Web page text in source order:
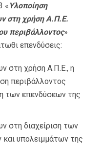
« Υλοποίηση
στη χρήση Α.Π.Ε.
περιβάλλοντος»
επενδύσεις:
στη χρήση Α.Π.Ε., η
περιβάλλοντος
των επενδύσεων της
στη διαχείριση των
υπολειµµάτων της